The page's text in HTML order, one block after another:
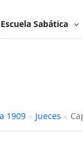
Escuela Sabática
1909 » Jueces »